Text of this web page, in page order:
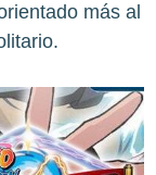
más al